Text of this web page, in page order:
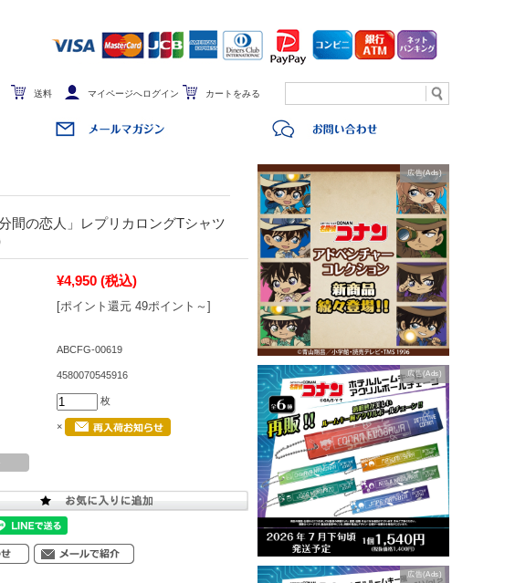
送料 マイページへログイン カートをみる
広告(Ads)
広告(Ads)
広告(Ads)
間の恋人」レプリカロングTシャツ
¥4,950 (税込)
[ポイント還元 49ポイント～]
ABCFG-00619
4580070545916
枚
×